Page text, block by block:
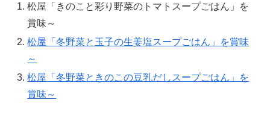
松屋「きのこと彩り野菜のトマトスープごはん」を
賞味～
松屋「冬野菜と玉子の生姜塩スープごはん」を賞味
～
松屋「冬野菜ときのこの豆乳だしスープごはん」を
賞味～